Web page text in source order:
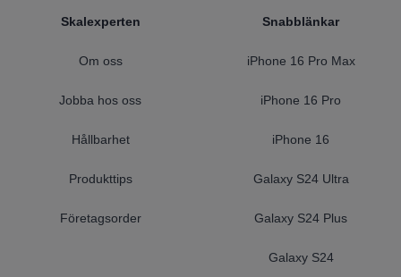
Skalexperten
Om oss
Jobba hos oss
Hållbarhet
Produkttips
Företagsorder
Snabblänkar
iPhone 16 Pro Max
iPhone 16 Pro
iPhone 16
Galaxy S24 Ultra
Galaxy S24 Plus
Galaxy S24